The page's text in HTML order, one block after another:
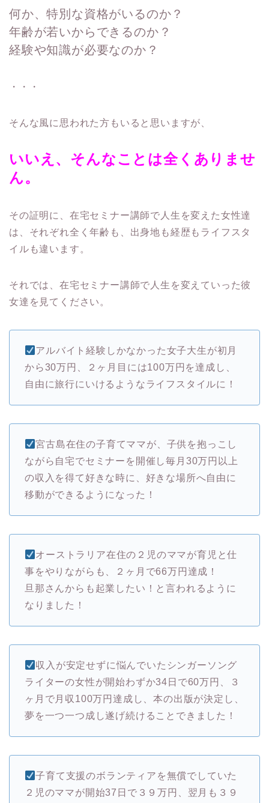
何か、特別な資格がいるのか？
年齢が若いからできるのか？
経験や知識が必要なのか？
・・・
そんな風に思われた方もいると思いますが、
いいえ、そんなことは全くありませ
ん。
その証明に、在宅セミナー講師で人生を変えた女性達
は、それぞれ全く年齢も、出身地も経歴もライフスタ
イルも違います。
それでは、在宅セミナー講師で人生を変えていった彼
女達を見てください。
アルバイト経験しかなかった女子大生が初月
から30万円、２ヶ月目には100万円を達成し、
自由に旅行にいけるようなライフスタイルに！
宮古島在住の子育てママが、子供を抱っこし
ながら自宅でセミナーを開催し毎月30万円以上
の収入を得て好きな時に、好きな場所へ自由に
移動ができるようになった！
オーストラリア在住の２児のママが育児と仕
事をやりながらも、２ヶ月で66万円達成！
旦那さんからも起業したい！と言われるように
なりました！
収入が安定せずに悩んでいたシンガーソング
ライターの女性が開始わずか34日で60万円、３
ヶ月で月収100万円達成し、本の出版が決定し、
夢を一つ一つ成し遂げ続けることできました！
子育て支援のボランティアを無償でしていた
２児のママが開始37日で３９万円、翌月も３９